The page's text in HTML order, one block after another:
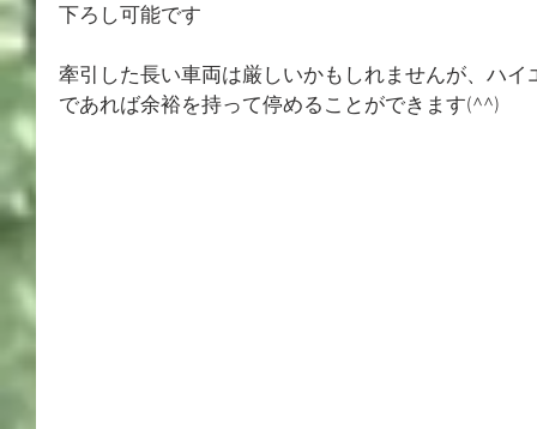
下ろし可能です
牽引した長い車両は厳しいかもしれませんが、ハ
であれば余裕を持って停めることができます(⁠^⁠^⁠)